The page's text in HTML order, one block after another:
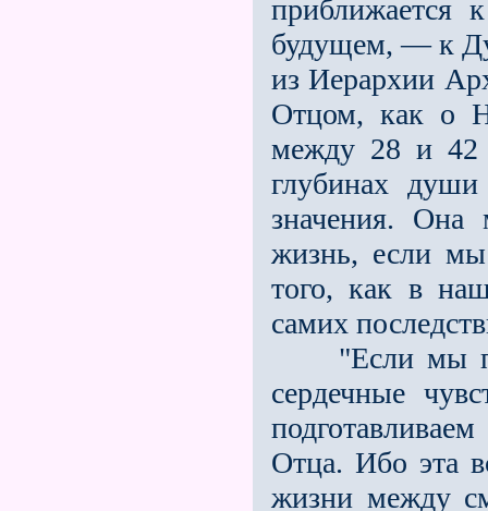
приближается
будущем, — к
из Иерархии
Отцом, как о
между 28 и 42
глубинах
значения. Она
жизнь, если мы
того, как в
самих
"Если мы
сердечные
Отца. Ибо эта
жизни между